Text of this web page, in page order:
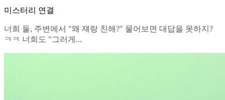
미스터리 연결
너희 둘, 주변에서 "왜 쟤랑 친해?" 물어보면 대답을 못하지?
ㅋㅋ 너희도 "그러게...